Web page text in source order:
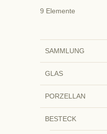
9 Elemente
SAMMLUNG
GLAS
PORZELLAN
BESTECK